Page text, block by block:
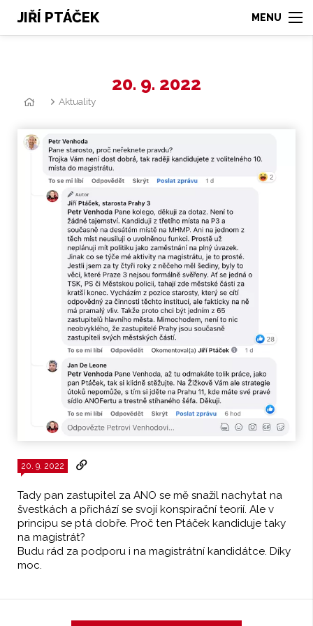
JIŘÍ PTÁČEK
20. 9. 2022
Aktuality
20. 9. 2022
Tady pan zastupitel za ANO se mě snažil nachytat na
švestkách a přichází se svojí konspirační teorií. Ale v
principu se ptá dobře. Proč ten Ptáček kandiduje taky
na magistrát?
Budu rád za podporu i na magistrátní kandidátce. Díky
moc.